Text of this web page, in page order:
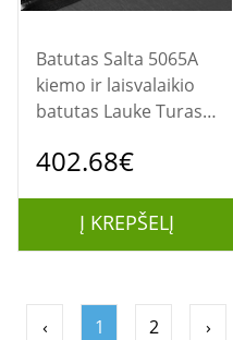
Batutas Salta 5065A
kiemo ir laisvalaikio
batutas Lauke Turas
pastatomas batutas
402.68€
Į KREPŠELĮ
‹ 1 2 ›